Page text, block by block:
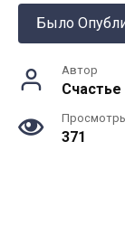
Было
Автор
371